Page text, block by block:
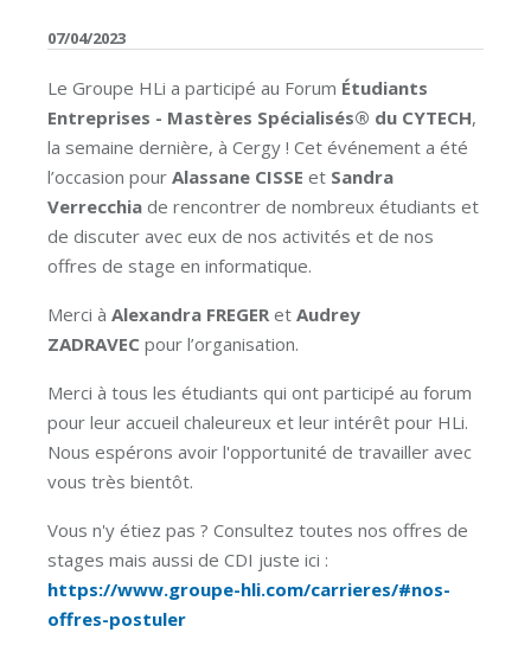
07/04/2023
Le Groupe HLi a participé au Forum Étudiants
Entreprises - Mastères Spécialisés® du CYTECH,
la semaine dernière, à Cergy ! Cet événement a été
l’occasion pour Alassane CISSE et Sandra
Verrecchia de rencontrer de nombreux étudiants et
de discuter avec eux de nos activités et de nos
offres de stage en informatique.
Merci à Alexandra FREGER et Audrey
ZADRAVEC pour l’organisation.
Merci à tous les étudiants qui ont participé au forum
pour leur accueil chaleureux et leur intérêt pour HLi.
Nous espérons avoir l'opportunité de travailler avec
vous très bientôt.
Vous n'y étiez pas ? Consultez toutes nos offres de
stages mais aussi de CDI juste ici :
https://www.groupe-hli.com/carrieres/#nos-
offres-postuler